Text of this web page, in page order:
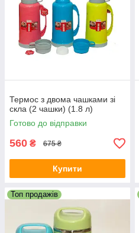
Термос з двома чашками зі
скла (2 чашки) (1.8 л)
Готово до відправки
560 ₴ 675 ₴
Купити
Топ продажів